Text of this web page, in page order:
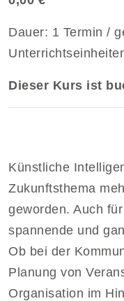
Dauer: 1 Termin /
Dieser Kurs ist
Künstliche
Zukunftsthema
geworden. Auch
spannende und
Ob bei der
Planung von
Organisation im